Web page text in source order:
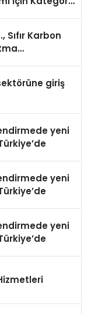
Karbon
giriş
yeni
yeni
yeni